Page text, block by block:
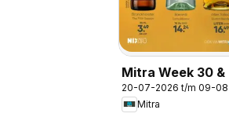
Mitra Week 30 &
20-07-2026 t/m 09-
Mitra